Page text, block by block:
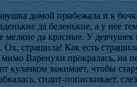
домой прибежала и к
да беленькие, а у нее
мелкие да красные. У
Ох, страшила! Как есть
Варенухи прокралась, на
кулачком зажимает, чтобы
сидит-попискивает,